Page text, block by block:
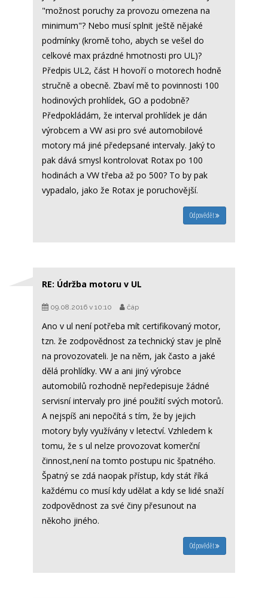
"možnost poruchy za provozu omezena na
minimum"? Nebo musí splnit ještě nějaké
podmínky (kromě toho, abych se vešel do
celkové max prázdné hmotnosti pro UL)?
Předpis UL2, část H hovoří o motorech hodně
stručně a obecně. Zbaví mě to povinnosti 100
hodinových prohlídek, GO a podobně?
Předpokládám, že interval prohlídek je dán
výrobcem a VW asi pro své automobilové
motory má jiné předepsané intervaly. Jaký to
pak dává smysl kontrolovat Rotax po 100
hodinách a VW třeba až po 500? To by pak
vypadalo, jako že Rotax je poruchovější.
Odpovědět
RE: Údržba motoru v UL
09.08.2016 v 10:10 čáp
Ano v ul není potřeba mít certifikovaný motor,
tzn. že zodpovědnost za technický stav je plně
na provozovateli. Je na něm, jak často a jaké
dělá prohlídky. VW a ani jiný výrobce
automobilů rozhodně nepředepisuje žádné
servisní intervaly pro jiné použití svých motorů.
A nejspíš ani nepočítá s tím, že by jejich
motory byly využívány v letectví. Vzhledem k
tomu, že s ul nelze provozovat komerční
činnost,není na tomto postupu nic špatného.
Špatný se zdá naopak přístup, kdy stát říká
každému co musí kdy udělat a kdy se lidé snaží
zodpovědnost za své činy přesunout na
někoho jiného.
Odpovědět